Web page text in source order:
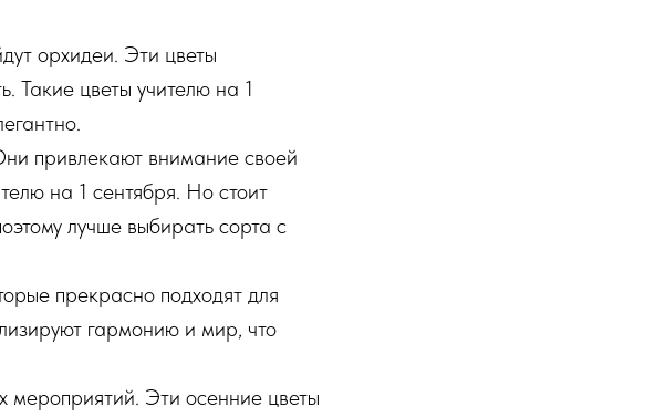
орхидеи. Эти цветы
Такие цветы учителю на 1
привлекают внимание своей
на 1 сентября. Но стоит
лучше выбирать сорта с
прекрасно подходят для
гармонию и мир, что
мероприятий. Эти осенние цветы